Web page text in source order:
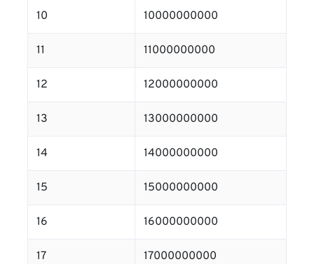
10 10000000000
11 11000000000
12 12000000000
13 13000000000
14 14000000000
15 15000000000
16 16000000000
17 17000000000